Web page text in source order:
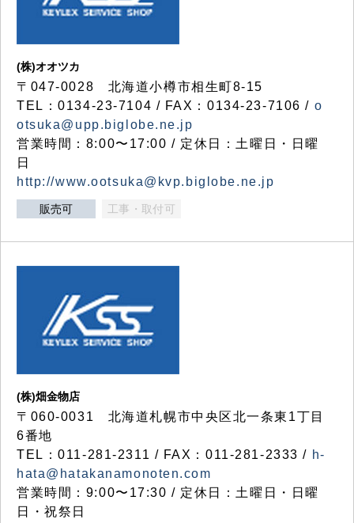
(株)オオツカ
〒047-0028 北海道小樽市相生町8-15
TEL：0134-23-7104 / FAX：0134-23-7106 / o
otsuka@upp.biglobe.ne.jp
営業時間：8:00〜17:00 / 定休日：土曜日・日曜
日
http://www.ootsuka@kvp.biglobe.ne.jp
販売可 工事・取付可
(株)畑金物店
〒060-0031 北海道札幌市中央区北一条東1丁目
6番地
TEL：011-281-2311 / FAX：011-281-2333 / h-
hata@hatakanamonoten.com
営業時間：9:00〜17:30 / 定休日：土曜日・日曜
日・祝祭日